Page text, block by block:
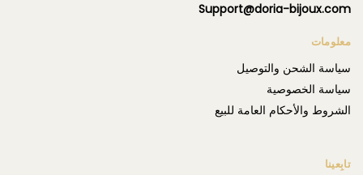
Support@doria-bijoux.com
معلومات
سياسة الشحن والتوصيل
سياسة الخصوصية
الشروط والأحكام العامة للبيع
تابِعينا